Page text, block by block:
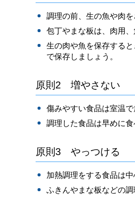
調理の前、生の魚や肉
包丁やまな板は、肉用
生の肉や魚を保存する
で保存しましょう。
原則2 増やさない
傷みやすい食品は室温
調理した食品は早めに食
原則3 やっつける
加熱調理をする食品は
ふきんやまな板などの